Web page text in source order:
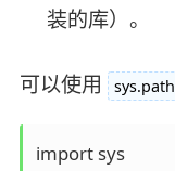
装的库）。
可以使用 sys.path
import sys